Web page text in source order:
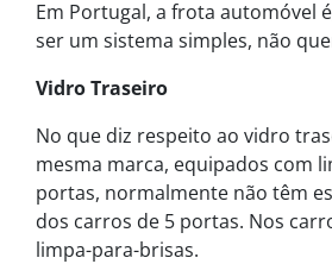
Em Portugal, a frota automóvel
ser um sistema simples, não
Vidro Traseiro
No que diz respeito ao vidro
mesma marca, equipados com
portas, normalmente não têm
dos carros de 5 portas. Nos
limpa-para-brisas.